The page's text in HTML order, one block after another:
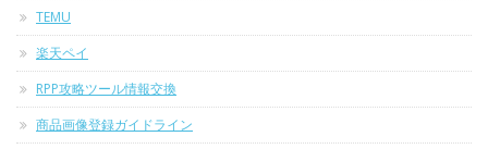
TEMU
楽天ペイ
RPP攻略ツール情報交換
商品画像登録ガイドライン